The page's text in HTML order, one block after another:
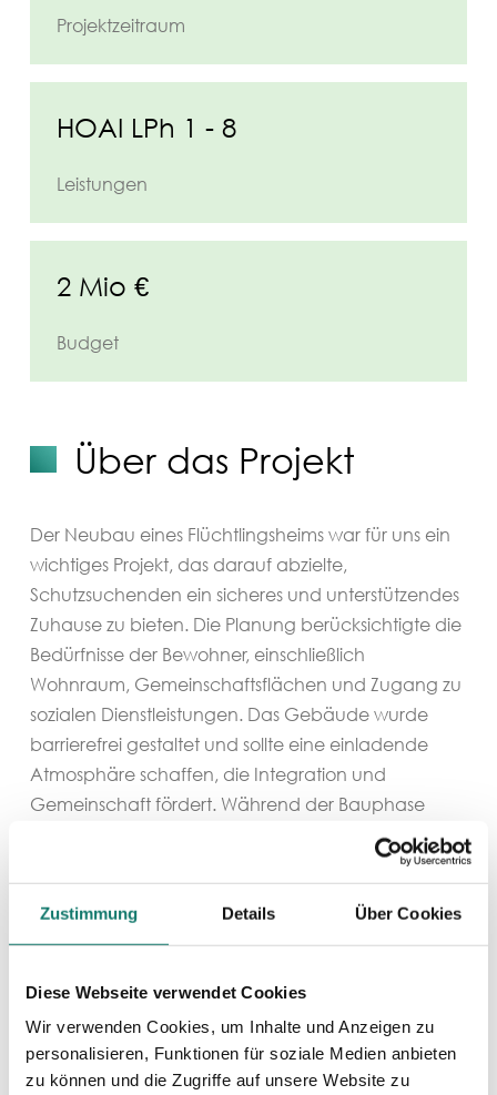
Zustimmung Details Über Cookies
Diese Webseite verwendet Cookies
Wir verwenden Cookies, um Inhalte und Anzeigen zu
personalisieren, Funktionen für soziale Medien anbieten
zu können und die Zugriffe auf unsere Website zu
Projektzeitraum
HOAI LPh 1 - 8
Leistungen
2 Mio €
Budget
Über das Projekt
Der Neubau eines Flüchtlingsheims war für uns ein
wichtiges Projekt, das darauf abzielte,
Schutzsuchenden ein sicheres und unterstützendes
Zuhause zu bieten. Die Planung berücksichtigte die
Bedürfnisse der Bewohner, einschließlich
Wohnraum, Gemeinschaftsflächen und Zugang zu
sozialen Dienstleistungen. Das Gebäude wurde
barrierefrei gestaltet und sollte eine einladende
Atmosphäre schaffen, die Integration und
Gemeinschaft fördert. Während der Bauphase
wurde großen Wert auf Nachhaltigkeit und
Energieeffizienz gelegt, um Betriebskosten zu
neuen Flüchtlingsheim wurde nicht nur Wohnraum
geschaffen, sondern auch ein Ort, an dem
Menschen neue Perspektiven entwickeln und sich